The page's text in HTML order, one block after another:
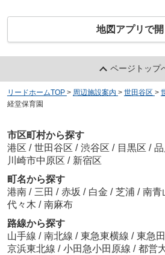
地図アプリで開
ページトップ
リードホームTOP > 周辺施設案内 > 世田谷区 >
経堂保育園
市区町村から探す
港区 / 世田谷区 / 渋谷区 / 目黒区 /
川崎市中原区 / 新宿区
町名から探す
港南 / 三田 / 赤坂 / 白金 / 芝浦 / 南青
代々木 / 南麻布
路線から探す
山手線 / 南北線 / 東急東横線 / 東急
京浜東北線 / 小田急小田原線 / 都営